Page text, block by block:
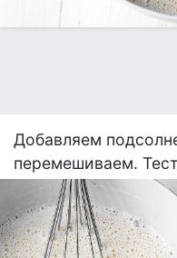
Добавляем
перемешиваем.